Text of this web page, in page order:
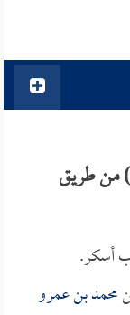
طريق
أسكر.
محمد بن عمرو